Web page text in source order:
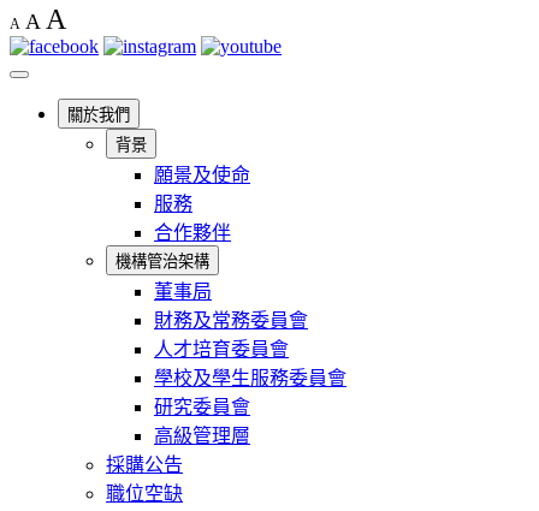
A A A
關於我們
背景
願景及使命
服務
合作夥伴
機構管治架構
董事局
財務及常務委員會
人才培育委員會
學校及學生服務委員會
研究委員會
高級管理層
採購公告
職位空缺